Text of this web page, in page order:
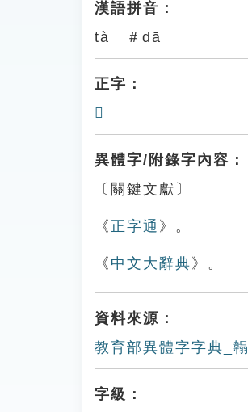
漢語拼音：
tà ＃dā
正字：
𩌇
異體字/附錄字內容：
〔關鍵文獻〕
《 正字通 》。
《 中文大辭典 》。
資料來源：
教育部異體字字典_䪚
字級：